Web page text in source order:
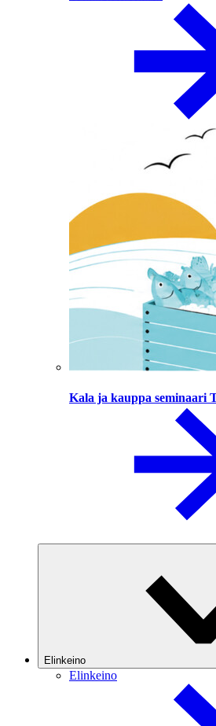
Kala ja kauppa seminaari
Elinkeino
Elinkeino